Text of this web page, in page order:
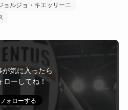
ョルジョ・キエッリーニ
が気に入ったら
ローしてね！